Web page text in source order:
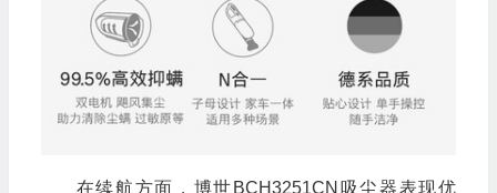
在续航方面，博世BCH3251CN吸尘器表现优